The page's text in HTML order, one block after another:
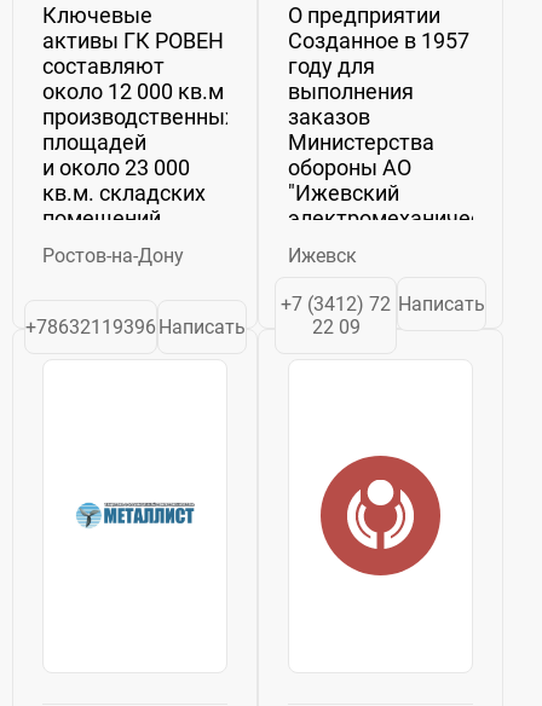
Ключевые
активы ГК РОВЕН
составляют
около 12 000 кв.м
производственных
площадей
и около 23 000
кв.м. складских
помещений.
Собственное
производствос
современным
от ведущих
Ростов-на-Дону
+78632119396 Написать
О предприятии
Созданное в 1957
году для
выполнения
заказов
Министерства
обороны АО
"Ижевский
электромеханический
завод "Купол"
является
активным
участником
обеспечения
технического
сотрудничества.
На протяжении...
Ижевск
+7 (3412) 72
22 09
Написать